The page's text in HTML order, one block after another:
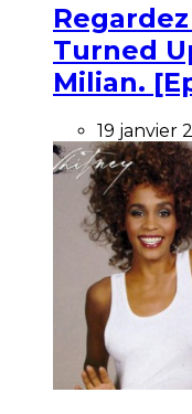
Turned
Milian.
19 janvier